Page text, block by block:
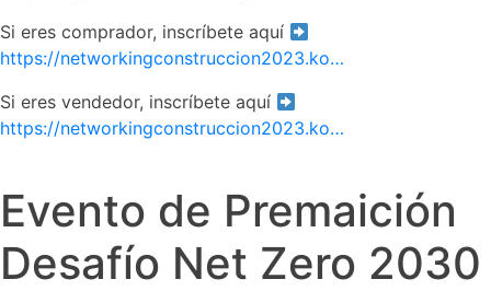
Si eres comprador, inscríbete aquí
https://networkingconstruccion2023.ko…
Si eres vendedor, inscríbete aquí
https://networkingconstruccion2023.ko…
Evento de Premaición
Desafío Net Zero 2030